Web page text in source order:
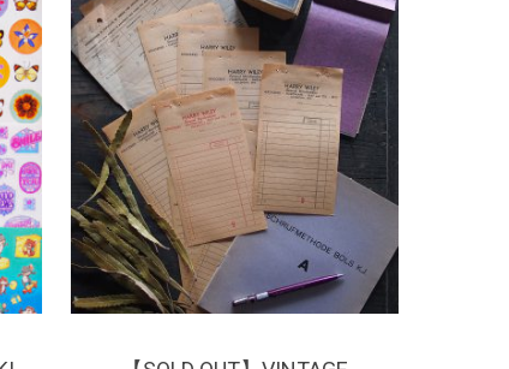
¥220